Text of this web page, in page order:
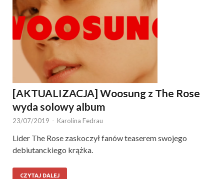
[AKTUALIZACJA] Woosung z The Rose
wyda solowy album
23/07/2019 - Karolina Fedrau
Lider The Rose zaskoczył fanów teaserem swojego
debiutanckiego krążka.
CZYTAJ DALEJ